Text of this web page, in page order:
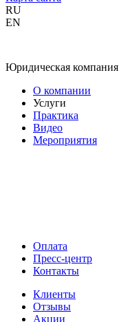
RU
EN
Юридическая компания
О компании
Услуги
Практика
Видео
Мероприятия
Оплата
Пресс-центр
Контакты
Клиенты
Отзывы
Акции